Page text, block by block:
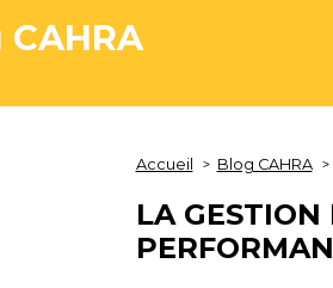
Accueil Blog CAHRA
LA